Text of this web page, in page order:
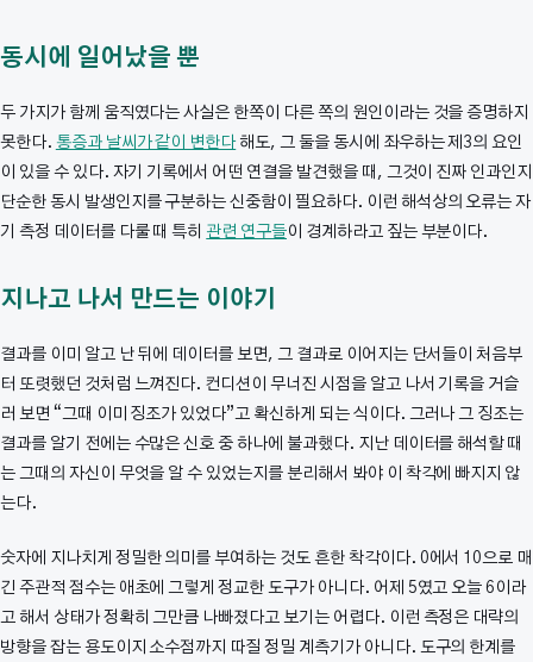
동시에 일어났을 뿐
두 가지가 함께 움직였다는 사실은 한쪽이 다른 쪽의 원인이라는 것을 증명하지
못한다. 통증과 날씨가 같이 변한다해도, 그 둘을 동시에 좌우하는 제3의 요인
이 있을 수 있다. 자기 기록에서 어떤 연결을 발견했을 때, 그것이 진짜 인과인지
단순한 동시 발생인지를 구분하는 신중함이 필요하다. 이런 해석상의 오류는 자
기 측정 데이터를 다룰 때 특히 관련 연구들이 경계하라고 짚는 부분이다.
지나고 나서 만드는 이야기
결과를 이미 알고 난 뒤에 데이터를 보면, 그 결과로 이어지는 단서들이 처음부
터 또렷했던 것처럼 느껴진다. 컨디션이 무너진 시점을 알고 나서 기록을 거슬
러 보면 “그때 이미 징조가 있었다”고 확신하게 되는 식이다. 그러나 그 징조는
결과를 알기 전에는 수많은 신호 중 하나에 불과했다. 지난 데이터를 해석할 때
는 그때의 자신이 무엇을 알 수 있었는지를 분리해서 봐야 이 착각에 빠지지 않
는다.
숫자에 지나치게 정밀한 의미를 부여하는 것도 흔한 착각이다. 0에서 10으로 매
긴 주관적 점수는 애초에 그렇게 정교한 도구가 아니다. 어제 5였고 오늘 6이라
고 해서 상태가 정확히 그만큼 나빠졌다고 보기는 어렵다. 이런 측정은 대략의
방향을 잡는 용도이지 소수점까지 따질 정밀 계측기가 아니다. 도구의 한계를